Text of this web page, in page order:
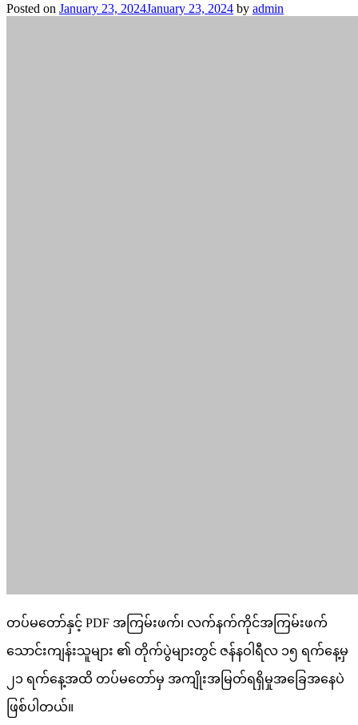
Posted on January 23, 2024January 23, 2024 by admin
တပ်မတော်နှင့် PDF အကြမ်းဖက်၊ လက်နက်ကိုင်အကြမ်းဖက်
သောင်းကျန်းသူများ ၏ တိုက်ပွဲများတွင် ဇန်နဝါရီလ ၁၅ ရက်နေ့မှ
၂၁ ရက်နေ့အထိ တပ်မတော်မှ အကျိုးအမြတ်ရရှိမှုအခြေအနေပဲ
ဖြစ်ပါတယ်။